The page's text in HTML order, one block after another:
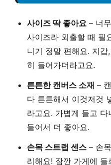
사이즈 딱 좋아요 – 너
사이즈라 외출할 때 필
니기 정말 편해요. 지
히 들어가더라고요.
튼튼한 캔버스 소재 –
다 튼튼해서 이것저것
라고요. 가볍게 들고
들어서 더 좋아요.
손목 스트랩 센스 – 손
리해요! 잠깐 가게에